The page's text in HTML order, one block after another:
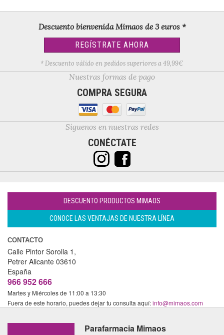
Descuento bienvenida Mimaos de 3 euros *
REGÍSTRATE AHORA
* Descuento válido en pedidos superiores a 49,99€
Nuestras formas de pago
COMPRA SEGURA
Síguenos en nuestras redes
CONÉCTATE
DESCUENTO PRODUCTOS MIMAOS
CONOCE LAS VENTAJAS DE NUESTRA LÍNEA
CONTACTO
Calle Pintor Sorolla 1,
Petrer Alicante 03610
España
966 952 666
Martes y Miércoles de 11:00 a 13:30
Fuera de este horario, puedes dejar tu consulta aquí:info@mimaos.com
Parafarmacia Mimaos